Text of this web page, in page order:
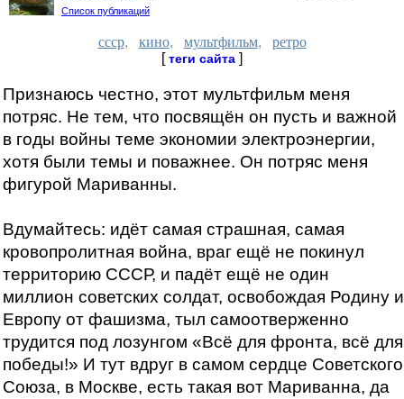
Список публикаций
ссср, кино, мультфильм, ретро
[теги сайта ]
Признаюсь честно, этот мультфильм меня
потряс. Не тем, что посвящён он пусть и важной
в годы войны теме экономии электроэнергии,
хотя были темы и поважнее. Он потряс меня
фигурой Мариванны.
Вдумайтесь: идёт самая страшная, самая
кровопролитная война, враг ещё не покинул
территорию СССР, и падёт ещё не один
миллион советских солдат, освобождая Родину и
Европу от фашизма, тыл самоотверженно
трудится под лозунгом «Всё для фронта, всё для
победы!» И тут вдруг в самом сердце Советского
Союза, в Москве, есть такая вот Мариванна, да